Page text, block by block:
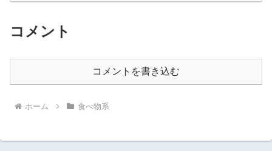
コメント
コメントを書き込む
ホーム 食べ物系